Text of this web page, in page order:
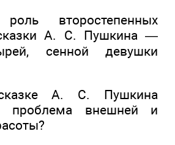
второстепенных
А. С. Пушкина —
сенной девушки
А. С. Пушкина
проблема внешней и